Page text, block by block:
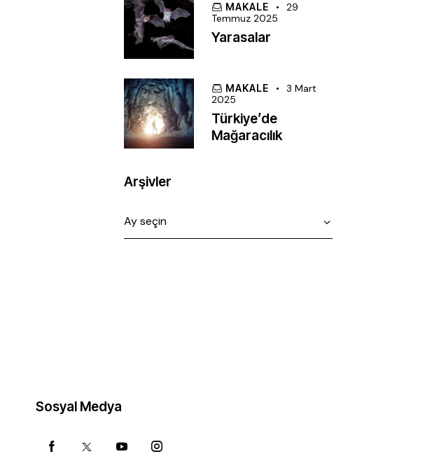
MAKALE
29
Temmuz 2025
Yarasalar
MAKALE
3 Mart
2025
Türkiye’de
Mağaracılık
Arşivler
Sosyal Medya